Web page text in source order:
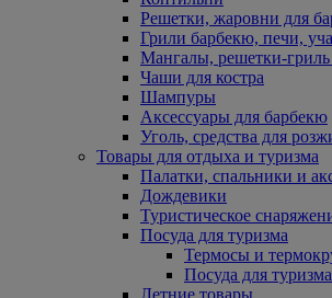
Решетки, жаровни для
Грили барбекю, печи,
Мангалы, решетки-гриль
Чаши для костра
Шампуры
Аксессуары для барбекю
Уголь, средства для
Товары для отдыха и туризма
Палатки, спальники и
Дождевики
Туристическое
Посуда для туризма
Термосы и
Посуда для туризма
Летние товары